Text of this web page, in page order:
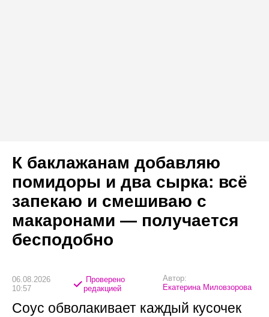
К баклажанам добавляю
помидоры и два сырка: всё
запекаю и смешиваю с
макаронами — получается
бесподобно
06.08.2026
10:57
Проверено
редакцией
Автор:
Екатерина Миловзорова
Соус обволакивает каждый кусочек